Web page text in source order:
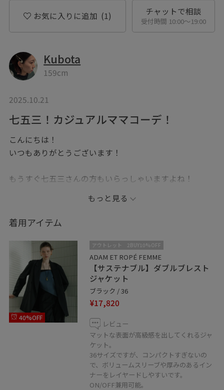
お気に入りに追加 (1) チャットで相談
受付時間 10:00〜19:00
Kubota
159cm
2025.10.21
七五三！カジュアルママコーデ！
こんにちは！
いつもありがとうございます！
もうすぐ七五三さんの方もいらっしゃいますよね！
今日は七五三コーデのご紹介です！
カジュアル好きの方は、シンプルなワンピースを選ぶと
着回ししやすいですよ！
上にジャケットを合わせて、小物をキレイめにするのが
ポイント。
シューズは寺社仏閣なのでフラットがオススメですが、
安定感のあるものなら高すぎないヒールのものを！
子どもが主役なので華やかになりすぎないのがポイント
きちんと感や品を重視しましょう！
是非チェックしてみてくださいね！
もっと見る
着用アイテム
40%OFF
アウトレット 2BUY10%OFF
ADAM ET ROPÉ FEMME
【サステナブル】ダブルブレスト
ジャケット
ブラック / 36
¥17,820
レビュー
マットな表面が高級感を出してくれるジャ
ケット。
36サイズですが、コンパクトすぎないの
で、ボリュームスリーブや厚みのあるイン
ナーをレイヤードしやすいです。
ON/OFF兼用可能。